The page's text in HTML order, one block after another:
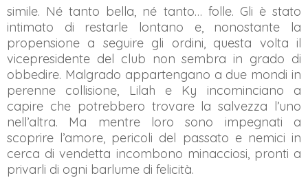
simile. Né tanto bella, né tanto… folle. Gli è stato
intimato di restarle lontano e, nonostante la
propensione a seguire gli ordini, questa volta il
vicepresidente del club non sembra in grado di
obbedire. Malgrado appartengano a due mondi in
perenne collisione, Lilah e Ky incominciano a
capire che potrebbero trovare la salvezza l’uno
nell’altra. Ma mentre loro sono impegnati a
scoprire l’amore, pericoli del passato e nemici in
cerca di vendetta incombono minacciosi, pronti a
privarli di ogni barlume di felicità.